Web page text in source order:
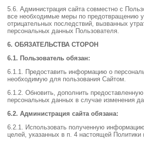
5.6. Администрация сайта совместно с
все необходимые меры по предотвращению
отрицательных последствий, вызванных
персональных данных Пользователя.
6. ОБЯЗАТЕЛЬСТВА СТОРОН
6.1. Пользователь обязан:
6.1.1. Предоставить информацию о
необходимую для пользования Сайтом.
6.1.2. Обновить, дополнить
персональных данных в случае изменения
6.2. Администрация сайта обязана:
6.2.1. Использовать полученную
целей, указанных в п. 4 настоящей Политики